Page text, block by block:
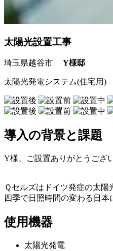
太陽光設置工事
埼玉県越谷市 Y様邸
太陽光発電システム(住宅用)
導入の背景と課題
Y様、ご設置ありがとうござ
Ｑセルズはドイツ発症の太
四季で日照時間の変わる日本
使用機器
太陽光発電